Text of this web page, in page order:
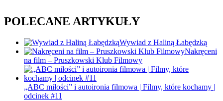
POLECANE ARTYKUŁY
Wywiad z Haliną Łabędzką
Nakręceni
na film – Pruszkowski Klub Filmowy
„ABC miłości” i autoironia filmowa | Filmy, które kochamy |
odcinek #11